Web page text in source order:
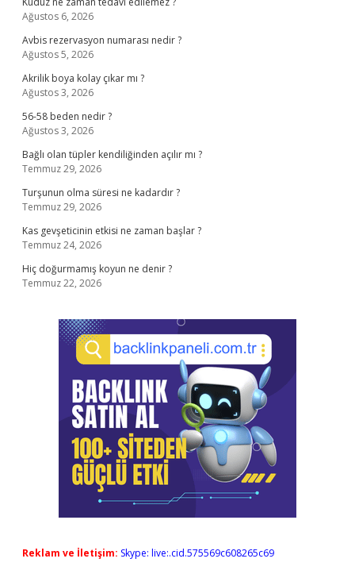
Ağustos 6, 2026
Avbis rezervasyon numarası nedir ?
Ağustos 5, 2026
Akrilik boya kolay çıkar mı ?
Ağustos 3, 2026
56-58 beden nedir ?
Ağustos 3, 2026
Bağlı olan tüpler kendiliğinden açılır mı ?
Temmuz 29, 2026
Turşunun olma süresi ne kadardır ?
Temmuz 29, 2026
Kas gevşeticinin etkisi ne zaman başlar ?
Temmuz 24, 2026
Hiç doğurmamış koyun ne denir ?
Temmuz 22, 2026
Reklam ve İletişim: Skype: live:.cid.575569c608265c69